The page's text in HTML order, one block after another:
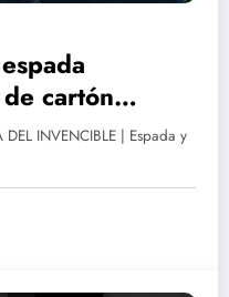
cartón
en el bosque
INVENCIBLE | Espada y